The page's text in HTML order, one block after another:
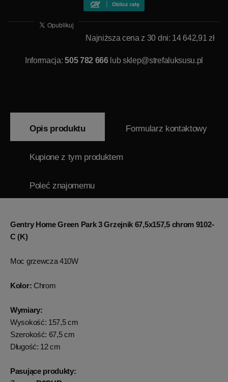
Najniższa cena z 30 dni: 14 642,91 zł
Informacja:505 782 666lubsklep@strefaluksusu.pl
Opis produktu Formularz kontaktowy
Kupione z tym produktem
Poleć znajomemu
Gentry Home Green Park 3 Grzejnik 67,5x157,5 chrom 9102-
C (K)
Moc grzewcza 410W
Kolor: Chrom
Wymiary:
Wysokość: 157,5 cm
Szerokość: 67,5 cm
Długość: 12 cm
Pasujące produkty: